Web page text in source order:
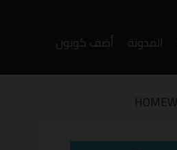
المدونة أضف كوبون